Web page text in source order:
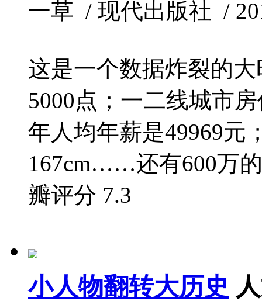
一草 / 现代出版社 /
这是一个数据炸裂的
5000点；一二线城市
年人均年薪是49969元
167cm……还有600万
瓣评分 7.3
小人物翻转大历史